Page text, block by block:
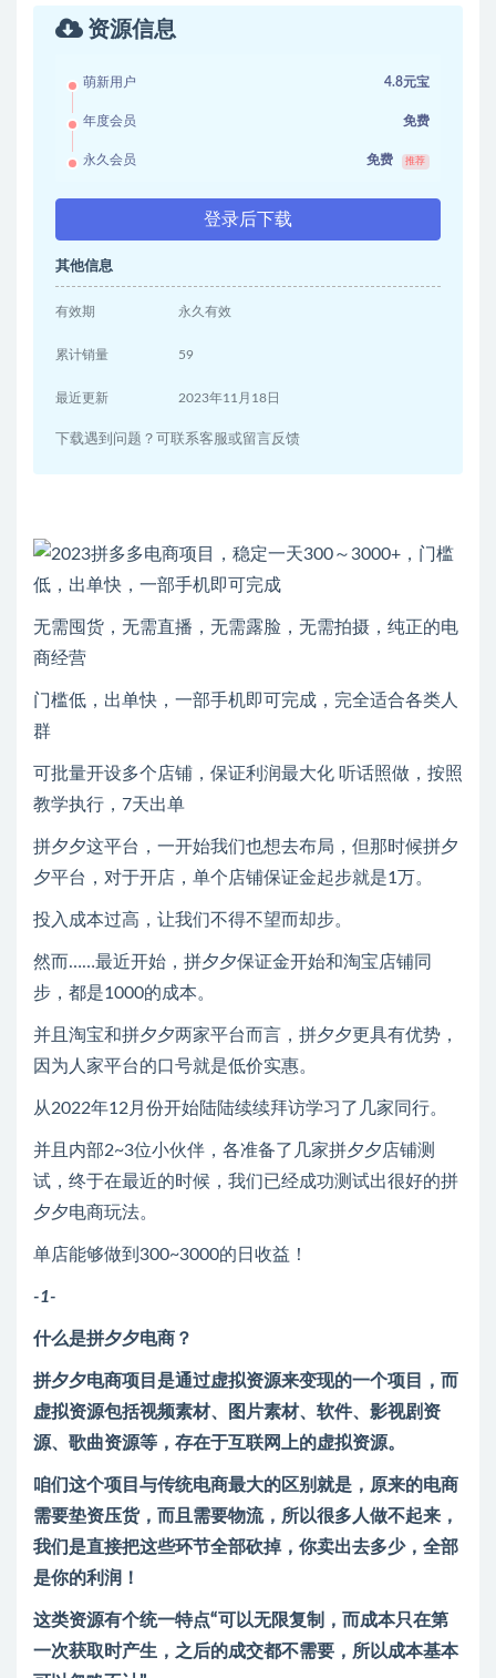
资源信息
萌新用户 4.8元宝
年度会员 免费
永久会员 免费 推荐
登录后下载
其他信息
有效期 永久有效
累计销量 59
最近更新 2023年11月18日
下载遇到问题？可联系客服或留言反馈
无需囤货，无需直播，无需露脸，无需拍摄，纯正的电
商经营
门槛低，出单快，一部手机即可完成，完全适合各类人
群
可批量开设多个店铺，保证利润最大化 听话照做，按照
教学执行，7天出单
拼夕夕这平台，一开始我们也想去布局，但那时候拼夕
夕平台，对于开店，单个店铺保证金起步就是1万。
投入成本过高，让我们不得不望而却步。
然而……最近开始，拼夕夕保证金开始和淘宝店铺同
步，都是1000的成本。
并且淘宝和拼夕夕两家平台而言，拼夕夕更具有优势，
因为人家平台的口号就是低价实惠。
从2022年12月份开始陆陆续续拜访学习了几家同行。
并且内部2~3位小伙伴，各准备了几家拼夕夕店铺测
试，终于在最近的时候，我们已经成功测试出很好的拼
夕夕电商玩法。
单店能够做到300~3000的日收益！
-1-
什么是拼夕夕电商？
拼夕夕电商项目是通过虚拟资源来变现的一个项目，而
虚拟资源包括视频素材、图片素材、软件、影视剧资
源、歌曲资源等，存在于互联网上的虚拟资源。
咱们这个项目与传统电商最大的区别就是，原来的电商
需要垫资压货，而且需要物流，所以很多人做不起来，
我们是直接把这些环节全部砍掉，你卖出去多少，全部
是你的利润！
这类资源有个统一特点“可以无限复制，而成本只在第
一次获取时产生，之后的成交都不需要，所以成本基本